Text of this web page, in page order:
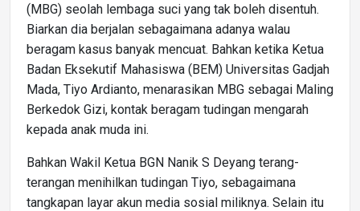
(MBG) seolah lembaga suci yang tak boleh disentuh.
Biarkan dia berjalan sebagaimana adanya walau
beragam kasus banyak mencuat. Bahkan ketika Ketua
Badan Eksekutif Mahasiswa (BEM) Universitas Gadjah
Mada, Tiyo Ardianto, menarasikan MBG sebagai Maling
Berkedok Gizi, kontak beragam tudingan mengarah
kepada anak muda ini.
Bahkan Wakil Ketua BGN Nanik S Deyang terang-
terangan menihilkan tudingan Tiyo, sebagaimana
tangkapan layar akun media sosial miliknya. Selain itu